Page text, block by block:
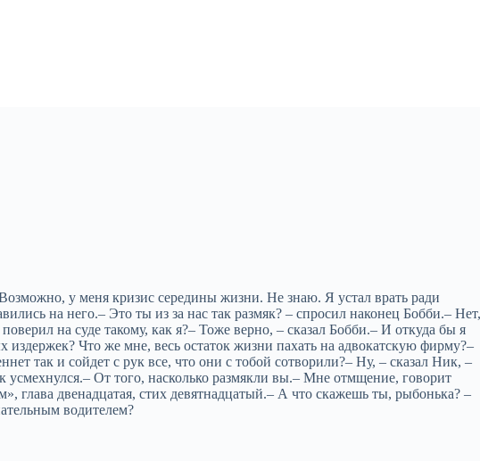
у меня кризис середины жизни. Не знаю. Я устал врать ради
на него.– Это ты из за нас так размяк? – спросил наконец Бобби.– Нет,
на суде такому, как я?– Тоже верно, – сказал Бобби.– И откуда бы я
издержек? Что же мне, весь остаток жизни пахать на адвокатскую фирму?–
так и сойдет с рук все, что они с тобой сотворили?– Ну, – сказал Ник, –
усмехнулся.– От того, насколько размякли вы.– Мне отмщение, говорит
глава двенадцатая, стих девятнадцатый.– А что скажешь ты, рыбонька? –
водителем?